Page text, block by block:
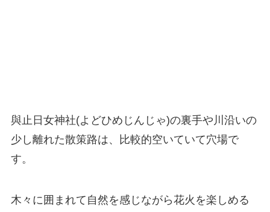
與止日女神社(よどひめじんじゃ)の裏手や川沿いの
少し離れた散策路は、比較的空いていて穴場で
す。
木々に囲まれて自然を感じながら花火を楽しめる